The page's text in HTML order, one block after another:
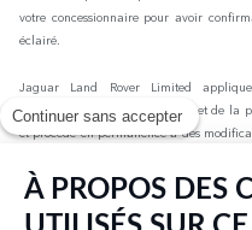
Continuer sans accepter
À PROPOS DES
votre concessionnaire pour avoir
éclairé.
Jaguar Land Rover Limited
spécifications, de la conception et de la
et procède en permanence à des
présentées sur ce site Web sont basées
varier selon le marché et être modifiées
dotés d’équipements en option ou